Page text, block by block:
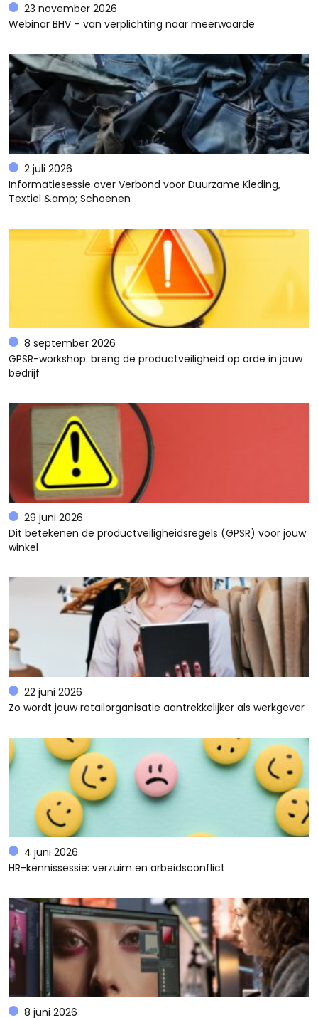
23 november 2026
Webinar BHV – van verplichting naar meerwaarde
2 juli 2026
Informatiesessie over Verbond voor Duurzame Kleding,
Textiel &amp; Schoenen
8 september 2026
GPSR-workshop: breng de productveiligheid op orde in jouw
bedrijf
29 juni 2026
Dit betekenen de productveiligheidsregels (GPSR) voor jouw
winkel
22 juni 2026
Zo wordt jouw retailorganisatie aantrekkelijker als werkgever
4 juni 2026
HR-kennissessie: verzuim en arbeidsconflict
8 juni 2026